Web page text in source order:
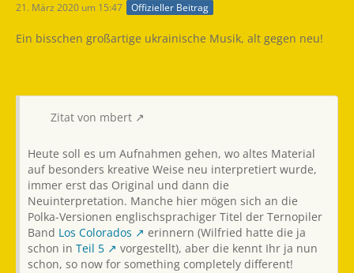
21. März 2020 um 15:47 Offizieller Beitrag
Ein bisschen großartige ukrainische Musik, alt gegen neu!
Zitat von mbert
Heute soll es um Aufnahmen gehen, wo altes Material
auf besonders kreative Weise neu interpretiert wurde,
immer erst das Original und dann die
Neuinterpretation. Manche hier mögen sich an die
Polka-Versionen englischsprachiger Titel der Ternopiler
Band Los Colorados
erinnern (Wilfried hatte die ja
schon in Teil 5
vorgestellt), aber die kennt Ihr ja nun
schon, so now for something completely different!